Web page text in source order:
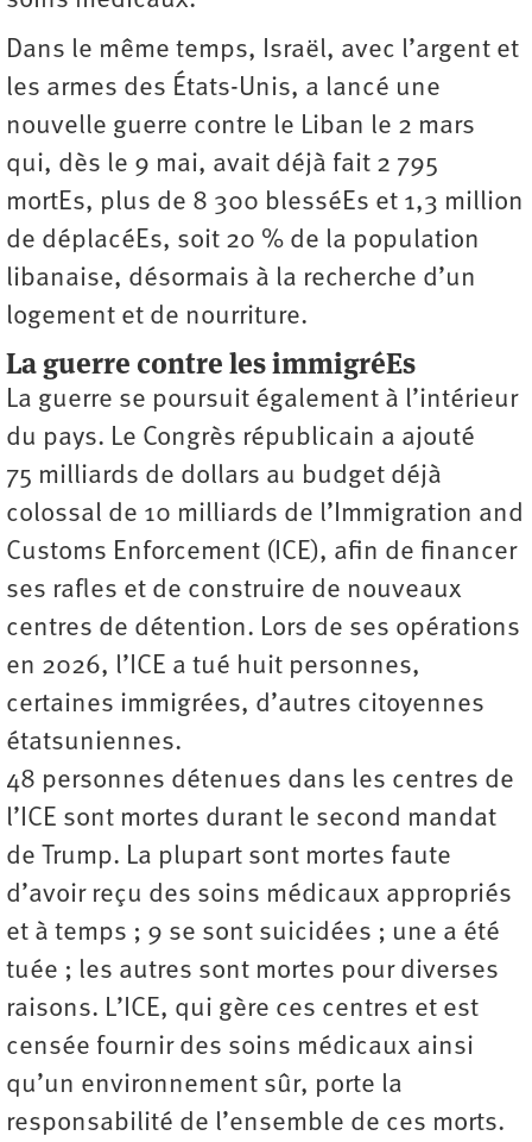
Dans le même temps, Israël, avec l’argent et
les armes des États-Unis, a lancé une
nouvelle guerre contre le Liban le 2 mars
qui, dès le 9 mai, avait déjà fait 2 795
mortEs, plus de 8 300 blesséEs et 1,3 million
de déplacéEs, soit 20 % de la population
libanaise, désormais à la recherche d’un
logement et de nourriture.
La guerre contre les immigréEs
La guerre se poursuit également à l’intérieur
du pays. Le Congrès républicain a ajouté
75 milliards de dollars au budget déjà
colossal de 10 milliards de l’Immigration and
Customs Enforcement (ICE), afin de financer
ses rafles et de construire de nouveaux
centres de détention. Lors de ses opérations
en 2026, l’ICE a tué huit personnes,
certaines ­immigrées, d’autres citoyennes
étatsuniennes.
48 personnes détenues dans les centres de
l’ICE sont mortes durant le second mandat
de Trump. La plupart sont mortes faute
d’avoir reçu des soins médicaux appropriés
et à temps ; 9 se sont suicidées ; une a été
tuée ; les autres sont mortes pour diverses
raisons. L’ICE, qui gère ces centres et est
censée fournir des soins médicaux ainsi
qu’un environnement sûr, porte la
responsabilité de l’ensemble de ces morts.